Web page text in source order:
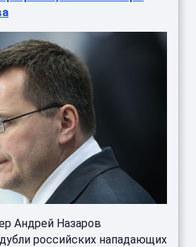
Андрей Назаров
российских нападающих